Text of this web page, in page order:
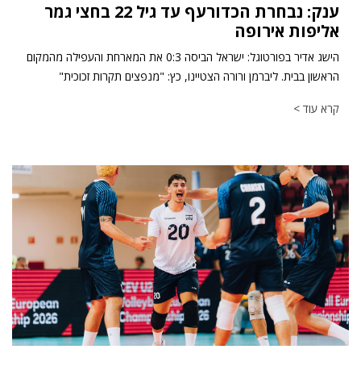
ענק: נבחרת הכדורעף עד גיל 22 בחצי גמר
אליפות אירופה
הישג אדיר בפורטוגל: ישראל הביסה 0:3 את המארחת והעפילה מהמקום
הראשון בבית. ליברמן ורורה הצטיינו, כץ: "מנפצים תקרות זכוכית"
קרא עוד >